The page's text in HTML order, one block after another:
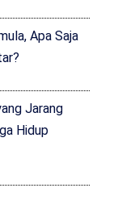
Apa Saja
Jarang
Hidup